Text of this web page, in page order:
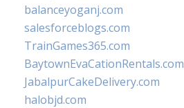
balanceyoganj.com
salesforceblogs.com
TrainGames365.com
BaytownEvaCationRentals.com
JabalpurCakeDelivery.com
halobjd.com